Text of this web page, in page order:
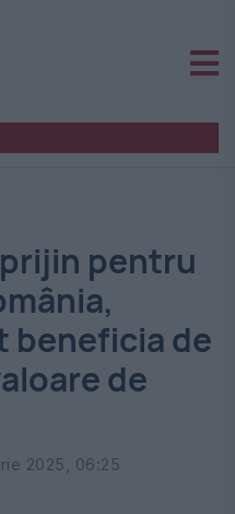
pentru
beneficia de
de
2025, 06:25